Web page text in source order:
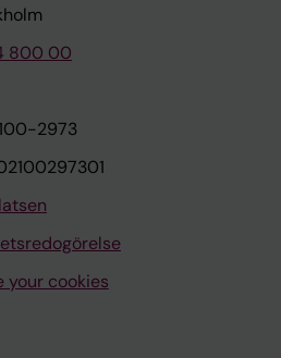
800 00
2973
your cookies